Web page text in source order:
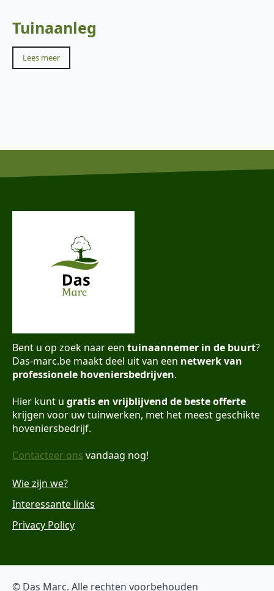
Tuinaanleg
Lees meer
Bent u op zoek naar een tuinaannemer in de buurt?
Das-marc.be maakt deel uit van een netwerk van
professionele hoveniersbedrijven.
Hier kunt u gratis en vrijblijvend de beste offerte
krijgen voor uw tuinwerken, met het meest geschikte
hoveniersbedrijf.
Contacteer ons vandaag nog!
Wie zijn we?
Interessante links
Privacy Policy
© Das Marc. Alle rechten voorbehouden